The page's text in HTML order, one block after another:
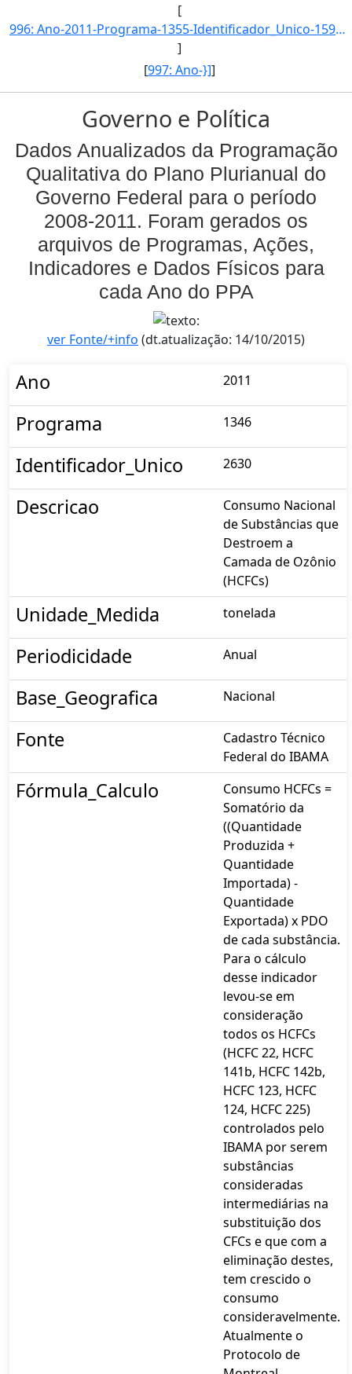
[
996: Ano-2011-Programa-1355-Identificador_Unico-159-Descricao-Evolucao_da_Demanda-Unidade_Medida-percentu]
]
[997: Ano-}]]
Governo e Política
Dados Anualizados da Programação
Qualitativa do Plano Plurianual do
Governo Federal para o período
2008-2011. Foram gerados os
arquivos de Programas, Ações,
Indicadores e Dados Físicos para
cada Ano do PPA
ver Fonte/+info (dt.atualização: 14/10/2015)
Ano 2011
Programa 1346
Identificador_Unico 2630
Descricao
Consumo Nacional
de Substâncias que
Destroem a
Camada de Ozônio
(HCFCs)
Unidade_Medida tonelada
Periodicidade Anual
Base_Geografica Nacional
Fonte
Cadastro Técnico
Federal do IBAMA
Fórmula_Calculo
Consumo HCFCs =
Somatório da
((Quantidade
Produzida +
Quantidade
Importada) -
Quantidade
Exportada) x PDO
de cada substância.
Para o cálculo
desse indicador
levou-se em
consideração
todos os HCFCs
(HCFC 22, HCFC
141b, HCFC 142b,
HCFC 123, HCFC
124, HCFC 225)
controlados pelo
IBAMA por serem
substâncias
consideradas
intermediárias na
substituição dos
CFCs e que com a
eliminação destes,
tem crescido o
consumo
consideravelmente.
Atualmente o
Protocolo de